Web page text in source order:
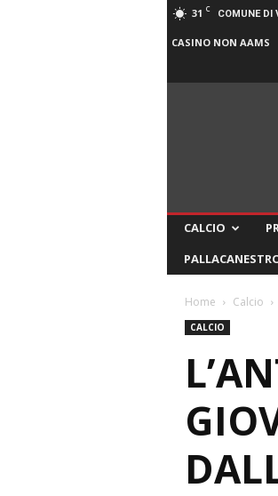
31 C COMUNE DI
CASINO NON AAMS
CALCIO
Home Calcio
CALCIO